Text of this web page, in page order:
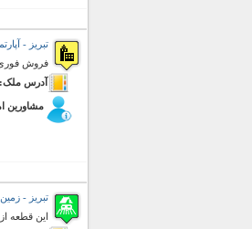
تبریز - آپارتمان
فروش فوری
آدرس ملک:
مشاورین
تبریز - زمین
این قطعه از